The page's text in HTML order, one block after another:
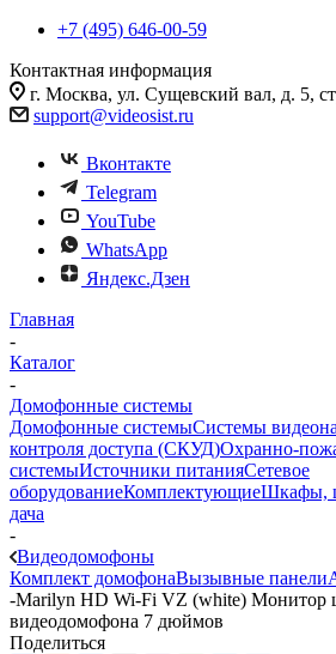
+7 (495) 646-00-59
Контактная информация
г. Москва, ул. Сущевский вал, д. 5,
support@videosist.ru
Вконтакте
Telegram
YouTube
WhatsApp
Яндекс.Дзен
Главная
-
Каталог
-
Домофонные системы
Домофонные системыСистемы
контроля доступа (СКУД)Охранно-
системыИсточники питанияСетевое
оборудованиеКомплектующиеШкафы,
дача
-
Видеодомофоны
Комплект домофонаВызывные панели
-Marilyn HD Wi-Fi VZ (white) Монитор
видеодомофона 7 дюймов
Поделиться